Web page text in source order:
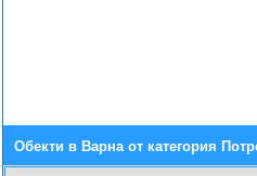
Обекти в Варна от категория